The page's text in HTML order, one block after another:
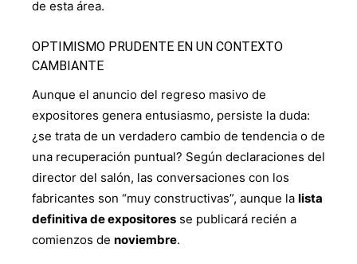
de esta área.
OPTIMISMO PRUDENTE EN UN CONTEXTO
CAMBIANTE
Aunque el anuncio del regreso masivo de
expositores genera entusiasmo, persiste la duda:
¿se trata de un verdadero cambio de tendencia o de
una recuperación puntual? Según declaraciones del
director del salón, las conversaciones con los
fabricantes son “muy constructivas”, aunque la lista
definitiva de expositores se publicará recién a
comienzos de noviembre.